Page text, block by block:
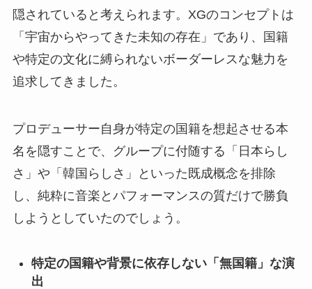
隠されていると考えられます。XGのコンセプトは
「宇宙からやってきた未知の存在」であり、国籍
や特定の文化に縛られないボーダーレスな魅力を
追求してきました。
プロデューサー自身が特定の国籍を想起させる本
名を隠すことで、グループに付随する「日本らし
さ」や「韓国らしさ」といった既成概念を排除
し、純粋に音楽とパフォーマンスの質だけで勝負
しようとしていたのでしょう。
特定の国籍や背景に依存しない「無国籍」な演
出